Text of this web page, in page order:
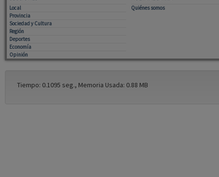
Local
Provincia
Sociedad y Cultura
Región
Deportes
Economía
Opinión
Quiénes somos
Tiempo: 0.1095 seg., Memoria Usada: 0.88 MB